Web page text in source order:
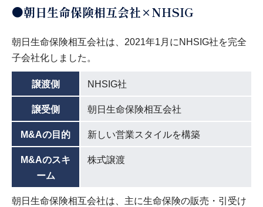
●朝日生命保険相互会社×NHSIG
朝日生命保険相互会社は、2021年1月にNHSIG社を完全
子会社化しました。
譲渡側 NHSIG社
譲受側 朝日生命保険相互会社
M&Aの目的 新しい営業スタイルを構築
M&Aのスキ
ーム
株式譲渡
朝日生命保険相互会社は、主に生命保険の販売・引受け